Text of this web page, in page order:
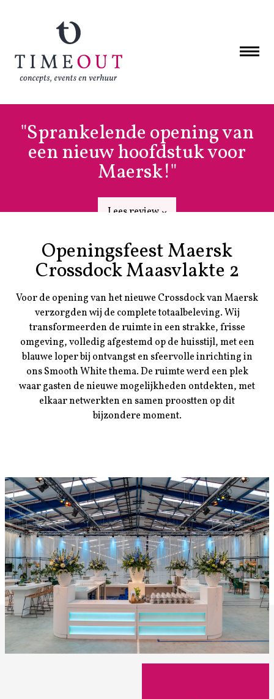
"Sprankelende opening van
een nieuw hoofdstuk voor
Maersk!"
Lees review
Openingsfeest Maersk
Crossdock Maasvlakte 2
Voor de opening van het nieuwe Crossdock van Maersk
verzorgden wij de complete totaalbeleving. Wij
transformeerden de ruimte in een strakke, frisse
omgeving, volledig afgestemd op de huisstijl, met een
blauwe loper bij ontvangst en sfeervolle inrichting in
ons Smooth White thema. De ruimte werd een plek
waar gasten de nieuwe mogelijkheden ontdekten, met
elkaar netwerkten en samen proostten op dit
bijzondere moment.